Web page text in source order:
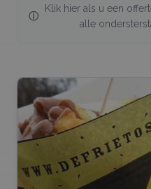
ⓘ
Klik hier als u een
alle